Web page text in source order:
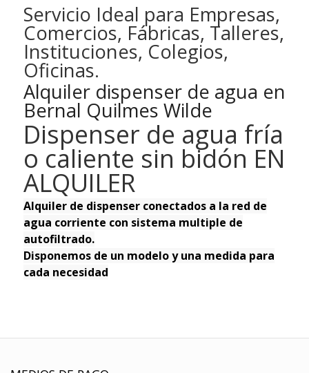
Servicio Ideal para Empresas,
Comercios, Fábricas, Talleres,
Instituciones, Colegios,
Oficinas.
Alquiler dispenser de agua en
Bernal Quilmes Wilde
Dispenser de agua fría
o caliente sin bidón EN
ALQUILER
Alquiler de dispenser conectados a la red de
agua corriente con sistema multiple de
autofiltrado.
Disponemos de un modelo y una medida para
cada necesidad